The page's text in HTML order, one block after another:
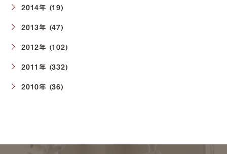
2014年 (19)
2013年 (47)
2012年 (102)
2011年 (332)
2010年 (36)